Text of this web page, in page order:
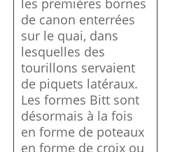
de canon enterrées
sur le quai, dans
lesquelles des
tourillons servaient
de piquets latéraux.
Les formes Bitt sont
désormais à la fois
en forme de poteaux
en forme de croix ou